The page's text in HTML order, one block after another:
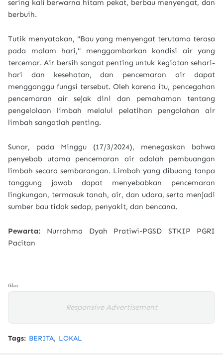
sering kali berwarna hitam pekat, berbau menyengat, dan
berbuih.
Tutik menyatakan, "Bau yang menyengat terutama terasa
pada malam hari," menggambarkan kondisi air yang
tercemar. Air bersih sangat penting untuk kegiatan sehari-
hari dan kesehatan, dan pencemaran air dapat
mengganggu fungsi tersebut. Oleh karena itu, pencegahan
pencemaran air sejak dini dan pemahaman tentang
pengelolaan limbah melalui pelatihan pengolahan air
limbah sangatlah penting.
Sunar, pada Minggu (17/3/2024), menegaskan bahwa
penyebab utama pencemaran air adalah pembuangan
limbah secara sembarangan. Limbah yang dibuang tanpa
tanggung jawab dapat menyebabkan pencemaran
lingkungan, termasuk tanah, air, dan udara, serta menjadi
sumber bau tidak sedap, penyakit, dan bencana.
Pewarta: Nurrahma Dyah Pratiwi-PGSD STKIP PGRI
Pacitan
Iklan
Responsive Advertisement
Tags: BERITA LOKAL